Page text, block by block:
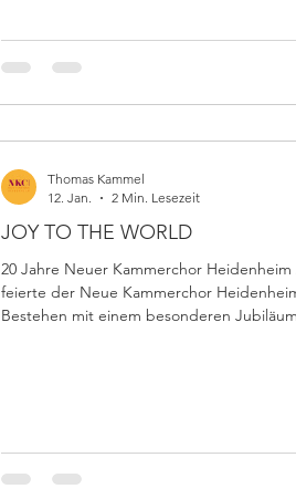
Atmo
JOY TO THE WORLD
20 Jahre Neuer Kammerchor Heidenheim
feierte der Neue Kammerchor
Bestehen mit einem besonderen
Choir aus Südafrika
Thomas Kammel
12. Jan.
2 Min. Lesezeit